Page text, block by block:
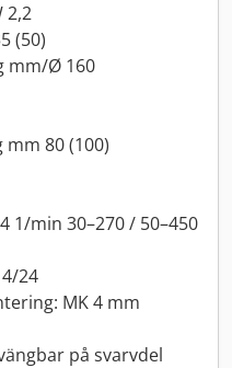
2,2
(50)
mm/Ø 160
80 (100)
1/min 30–270 / 50–450
24
MK 4 mm
på svarvdel